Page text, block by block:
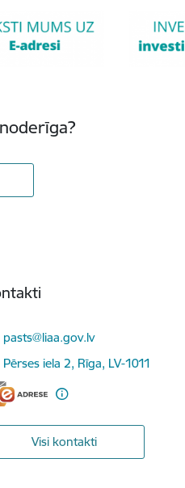
E-pasts:
pasts@liaa.gov.lv
Pērses iela 2, Rīga, LV-1011
Visi kontakti